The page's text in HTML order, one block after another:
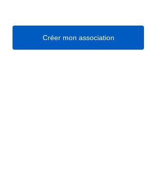
Créer mon association